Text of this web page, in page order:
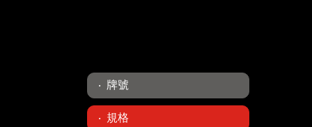
牌號
規格